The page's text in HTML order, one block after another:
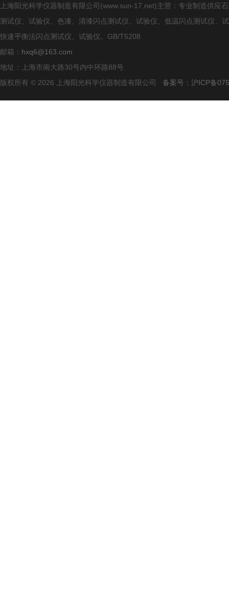
上海阳光科学仪器制造有限公司(www.sun-17.net)主营：专业制造供
测试仪、试验仪、色漆、清漆闪点测试仪、试验仪、低温闪点测试仪、
快速平衡法闪点测试仪、试验仪。GB/T5208
邮箱： hxq6@163.com
地址：上海市南大路30号内中环路88号
版权所有 © 2026 上海阳光科学仪器制造有限公司 备案号：沪ICP备